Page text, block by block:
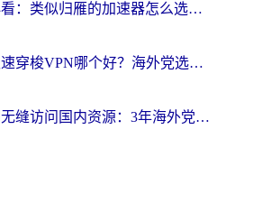
海外党必看：类似归雁的加速器怎么选？一篇搞定无缝访问国内资源
斧牛和极速穿梭VPN哪个好？海外党选回国加速器必看的真实对比与避坑指南
北美回国无缝访问国内资源：3年海外党亲测的加速器选择指南